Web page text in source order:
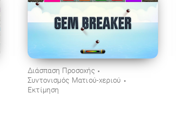
Διάσπαση Προσοχής
Συντονισμός Ματιού-χεριού
Εκτίμηση